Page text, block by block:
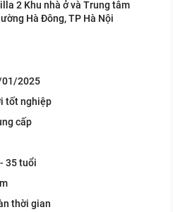
2 Khu nhà ở và Trung tâm
Hà Đông, TP Hà Nội
2025
tốt nghiệp
cấp
35 tuổi
thời gian